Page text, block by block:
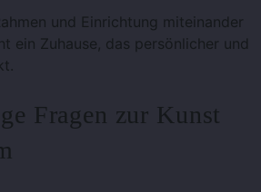
und Einrichtung miteinander
ein Zuhause, das persönlicher und
Fragen zur Kunst